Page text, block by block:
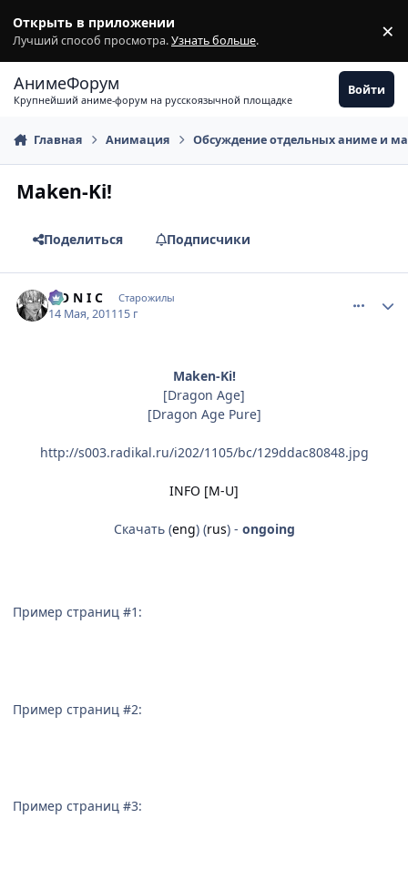
Открыть в приложении
Лучший способ просмотра.Узнать больше. ×
АнимеФорум
Крупнейший аниме-форум на русскоязычной площадке
Войти
Главная Анимация Обсуждение отдельных аниме и
Maken-Ki!
Поделиться Подписчики
S O N I C Старожилы
14 Мая, 201115 г
Maken-Ki!
[Dragon Age]
[Dragon Age Pure]
http://s003.radikal.ru/i202/1105/bc/129ddac80848.jpg
INFO [M-U]
Скачать (eng) (rus) - ongoing
Пример страниц #1:
Пример страниц #2:
Пример страниц #3: